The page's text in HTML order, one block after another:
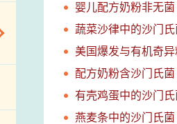
婴儿配方奶粉非无
蔬菜沙律中的沙门氏
美国爆发与有机奇
配方奶粉含沙门氏菌
有壳鸡蛋中的沙门氏
燕麦条中的沙门氏菌